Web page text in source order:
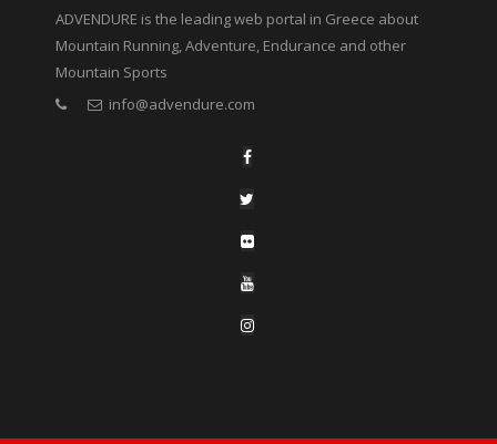
ADVENDURE is the leading web portal in Greece about
Mountain Running, Adventure, Endurance and other
Mountain Sports
info@advendure.com